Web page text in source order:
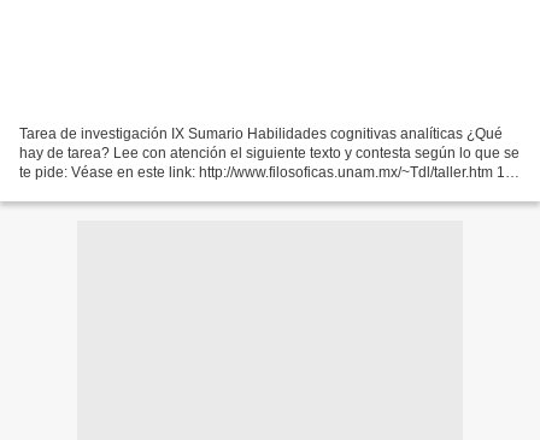
Tarea de investigación IX Sumario Habilidades cognitivas analíticas ¿Qué
hay de tarea? Lee con atención el siguiente texto y contesta según lo que se
te pide: Véase en este link: http://www.filosoficas.unam.mx/~Tdl/taller.htm 1.-